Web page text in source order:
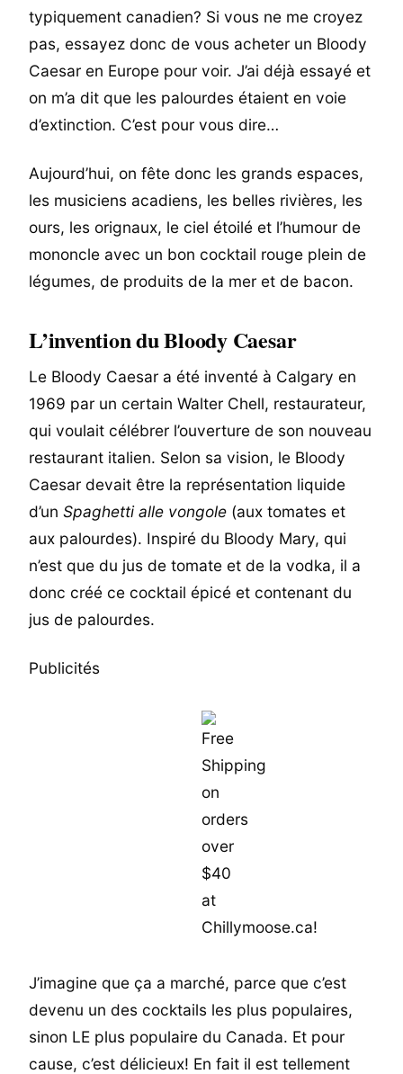
typiquement canadien? Si vous ne me croyez
pas, essayez donc de vous acheter un Bloody
Caesar en Europe pour voir. J’ai déjà essayé et
on m’a dit que les palourdes étaient en voie
d’extinction. C’est pour vous dire…
Aujourd’hui, on fête donc les grands espaces,
les musiciens acadiens, les belles rivières, les
ours, les orignaux, le ciel étoilé et l’humour de
mononcle avec un bon cocktail rouge plein de
légumes, de produits de la mer et de bacon.
L’invention du Bloody Caesar
Le Bloody Caesar a été inventé à Calgary en
1969 par un certain Walter Chell, restaurateur,
qui voulait célébrer l’ouverture de son nouveau
restaurant italien. Selon sa vision, le Bloody
Caesar devait être la représentation liquide
d’un Spaghetti alle vongole (aux tomates et
aux palourdes). Inspiré du Bloody Mary, qui
n’est que du jus de tomate et de la vodka, il a
donc créé ce cocktail épicé et contenant du
jus de palourdes.
Publicités
J’imagine que ça a marché, parce que c’est
devenu un des cocktails les plus populaires,
sinon LE plus populaire du Canada. Et pour
cause, c’est délicieux! En fait il est tellement